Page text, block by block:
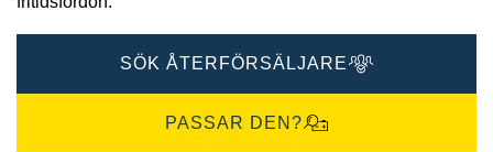
SÖK ÅTERFÖRSÄLJARE
PASSAR DEN?